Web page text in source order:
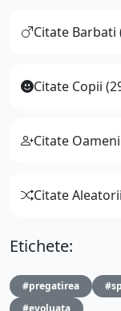
Citate Barbati
Citate Copii
Citate
Citate
Etichete:
#pregatirea
#evoluata